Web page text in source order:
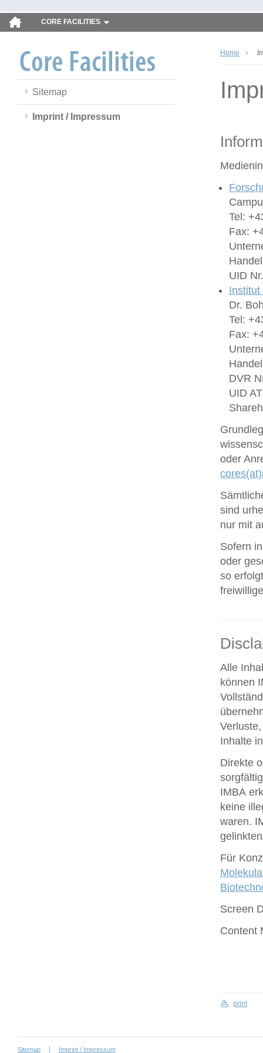
CORE FACILITIES
Sitemap
Imprint / Impressum
Home
Tel:
Fax:
UID
Dr.
Tel:
Fax:
DVR
UID
oder
sind
nur mit
Sofern
oder
so
Alle
können
Inhalte
Direkte
IMBA
keine
waren.
Für
Screen
Content
print
Sitemap Imprint / Impressum